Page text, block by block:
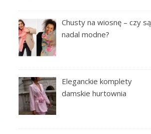
Chusty na wiosnę – czy są
nadal modne?
Eleganckie komplety
damskie hurtownia